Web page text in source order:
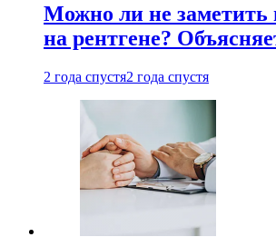
Можно ли не заметить
на рентгене?
2 года спустя2 года спустя